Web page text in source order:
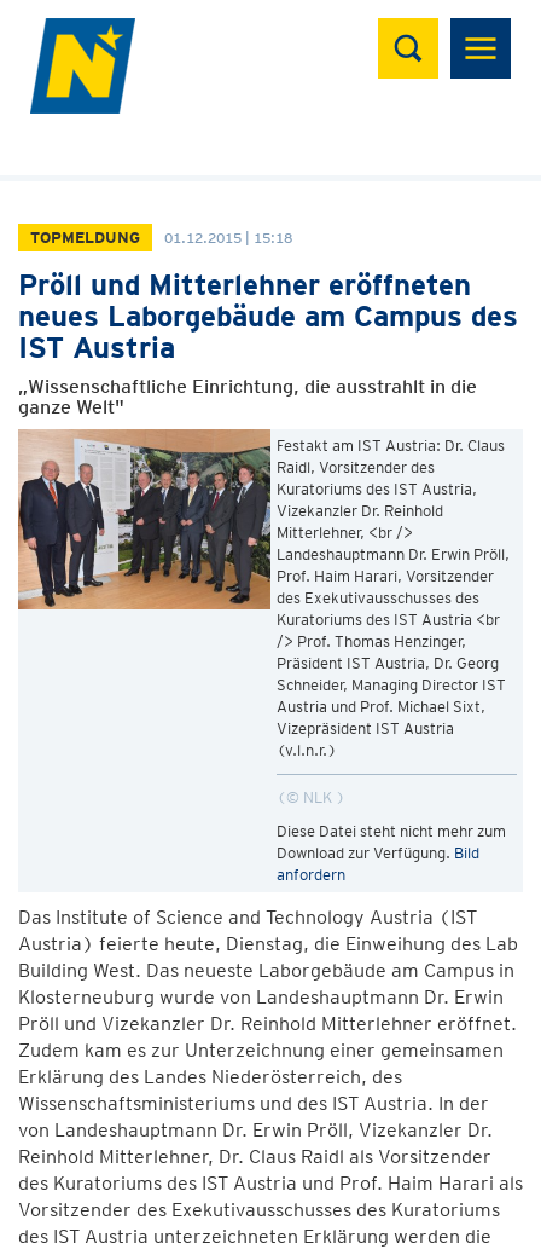
Suchen
TOPMELDUNG 01.12.2015 | 15:18
Pröll und Mitterlehner eröffneten
neues Laborgebäude am Campus des
IST Austria
„Wissenschaftliche Einrichtung, die ausstrahlt in die
ganze Welt"
Festakt am IST Austria: Dr. Claus
Raidl, Vorsitzender des
Kuratoriums des IST Austria,
Vizekanzler Dr. Reinhold
Mitterlehner, <br />
Landeshauptmann Dr. Erwin Pröll,
Prof. Haim Harari, Vorsitzender
des Exekutivausschusses des
Kuratoriums des IST Austria <br
/> Prof. Thomas Henzinger,
Präsident IST Austria, Dr. Georg
Schneider, Managing Director IST
Austria und Prof. Michael Sixt,
Vizepräsident IST Austria
(v.l.n.r.)
© NLK
Diese Datei steht nicht mehr zum
Download zur Verfügung. Bild
anfordern
Das Institute of Science and Technology Austria (IST
Austria) feierte heute, Dienstag, die Einweihung des Lab
Building West. Das neueste Laborgebäude am Campus in
Klosterneuburg wurde von Landeshauptmann Dr. Erwin
Pröll und Vizekanzler Dr. Reinhold Mitterlehner eröffnet.
Zudem kam es zur Unterzeichnung einer gemeinsamen
Erklärung des Landes Niederösterreich, des
Wissenschaftsministeriums und des IST Austria. In der
von Landeshauptmann Dr. Erwin Pröll, Vizekanzler Dr.
Reinhold Mitterlehner, Dr. Claus Raidl als Vorsitzender
des Kuratoriums des IST Austria und Prof. Haim Harari als
Vorsitzender des Exekutivausschusses des Kuratoriums
des IST Austria unterzeichneten Erklärung werden die